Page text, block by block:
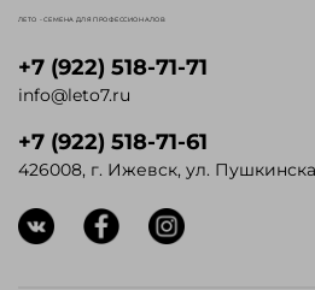
+7 (922) 518-71-71
info@leto7.ru
+7 (922) 518-71-61
426008, г. Ижевск, ул.
ЛЕТО - СЕМЕНА ДЛЯ ПРОФЕССИОНАЛОВ